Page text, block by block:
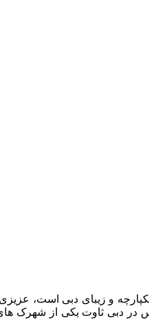
و زیبای دبی است،
میشود. شهرک ونیس در دبی ثاوت